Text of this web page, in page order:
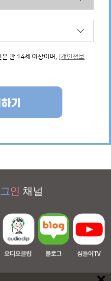
만 14세 이상이며,
[개인정보
기
인 채널